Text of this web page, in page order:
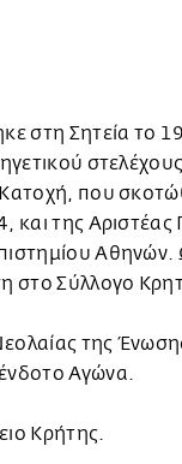
στη Σητεία το
που
και της
Αθηνών.
στο Σύλλογο
της
Αγώνα.
Κρήτης.